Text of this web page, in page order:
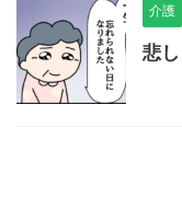
介護
悲